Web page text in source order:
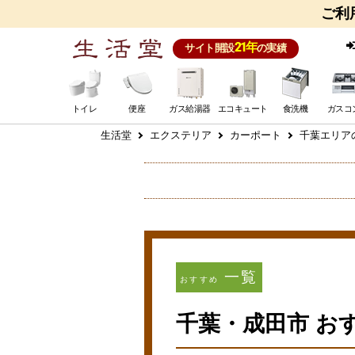
ご
サイト開設21年の実績
トイレ 便座 ガス給湯器 エコキュート 食洗機 ガスコ
生活堂 エクステリア カーポート 千葉エリア
おすすめ 一覧
千葉・成田市 お